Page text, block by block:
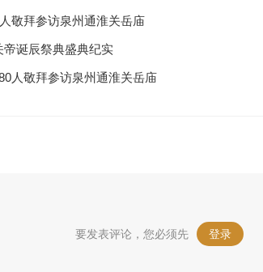
敬拜参访泉州通淮关岳庙
诞辰祭典盛典纪实
人敬拜参访泉州通淮关岳庙
要发表评论，您必须先 登录 。